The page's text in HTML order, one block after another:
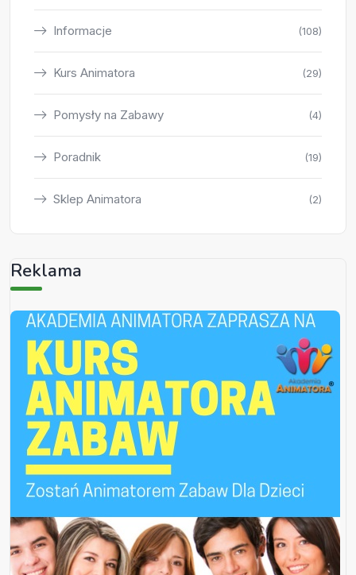
Informacje (108)
Kurs Animatora (29)
Pomysły na Zabawy (4)
Poradnik (19)
Sklep Animatora (2)
Reklama